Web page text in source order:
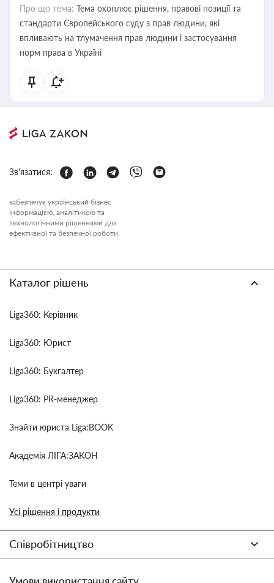
Про що тема: Тема охоплює рішення, правові позиції та
стандарти Європейського суду з прав людини, які
впливають на тлумачення прав людини і застосування
норм права в Україні
Зв'язатися:
забезпечує український бізнес
інформацією, аналітикою та
технологічними рішеннями для
ефективної та безпечної роботи.
Каталог рішень
Liga360: Керівник
Liga360: Юрист
Liga360: Бухгалтер
Liga360: PR-менеджер
Знайти юриста Liga:BOOK
Академія ЛІГА:ЗАКОН
Теми в центрі уваги
Усі рішення і продукти
Співробітництво